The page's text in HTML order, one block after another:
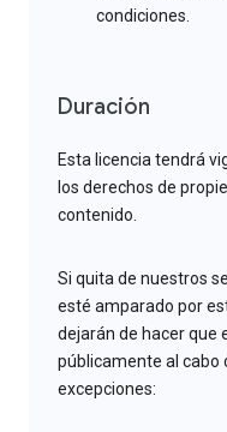
condiciones.
Duración
Esta licencia tendrá
los derechos de
contenido.
Si quita de nuestros
esté amparado por
dejarán de hacer que
públicamente al cabo
excepciones: